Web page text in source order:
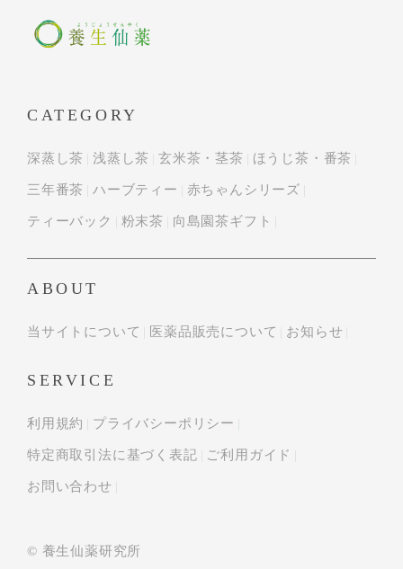
CATEGORY
深蒸し茶 浅蒸し茶 玄米茶・茎茶 ほうじ茶・番茶
三年番茶 ハーブティー 赤ちゃんシリーズ
ティーバック 粉末茶 向島園茶ギフト
ABOUT
当サイトについて 医薬品販売について お知らせ
SERVICE
利用規約 プライバシーポリシー
特定商取引法に基づく表記 ご利用ガイド
お問い合わせ
© 養生仙薬研究所